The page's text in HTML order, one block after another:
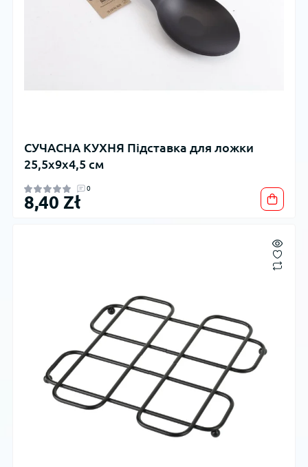
СУЧАСНА КУХНЯ Підставка для ложки
25,5x9x4,5 см
0
8,40 Zł